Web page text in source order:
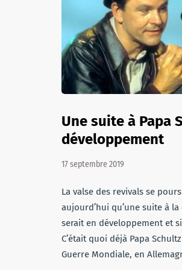
Une suite à Papa
développement
17 septembre 2019
La valse des revivals se
aujourd’hui qu’une suite à
serait en développement et
C’était quoi déjà Papa
Guerre Mondiale, en